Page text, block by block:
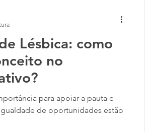
Lésbica: como
no
para apoiar a pauta e
de oportunidades estão